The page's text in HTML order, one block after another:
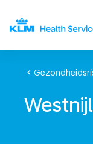
chevron_left